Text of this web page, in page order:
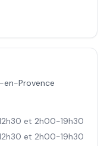
en-Provence
et 2h00-19h30
et 2h00-19h30